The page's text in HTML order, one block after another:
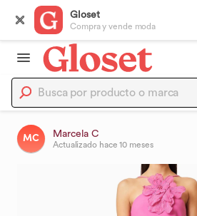
Gloset
Compra y vende moda
MC Marcela C
Actualizado hace 10 meses